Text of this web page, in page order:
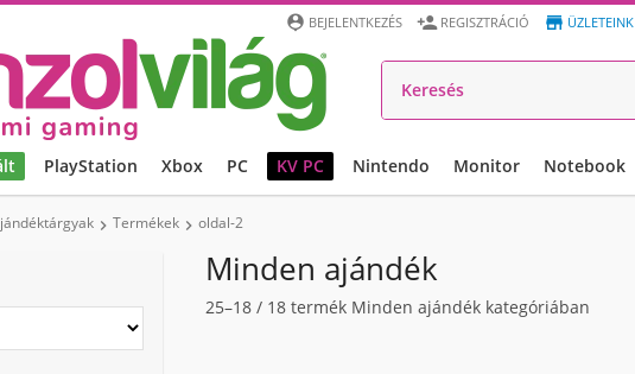
 ÜZLETEINK
 REGISZTRÁCIÓ
 BEJELENTKEZÉS
PlayStation Xbox PC KV PC Nintendo Monitor Notebook
 Termékek  oldal-2
Minden ajándék
25–18 / 18 termék Minden ajándék kategóriában